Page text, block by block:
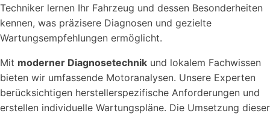
Techniker lernen Ihr Fahrzeug und dessen Besonderheiten
kennen, was präzisere Diagnosen und gezielte
Wartungsempfehlungen ermöglicht.
Mit moderner Diagnosetechnik und lokalem Fachwissen
bieten wir umfassende Motoranalysen. Unsere Experten
berücksichtigen herstellerspezifische Anforderungen und
erstellen individuelle Wartungspläne. Die Umsetzung dieser